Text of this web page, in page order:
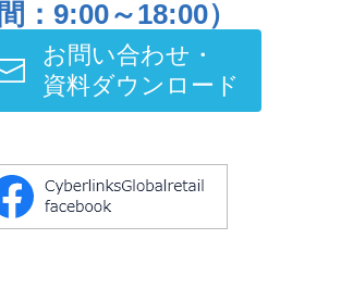
間：9:00～18:00）
お問い合わせ・
資料ダウンロード